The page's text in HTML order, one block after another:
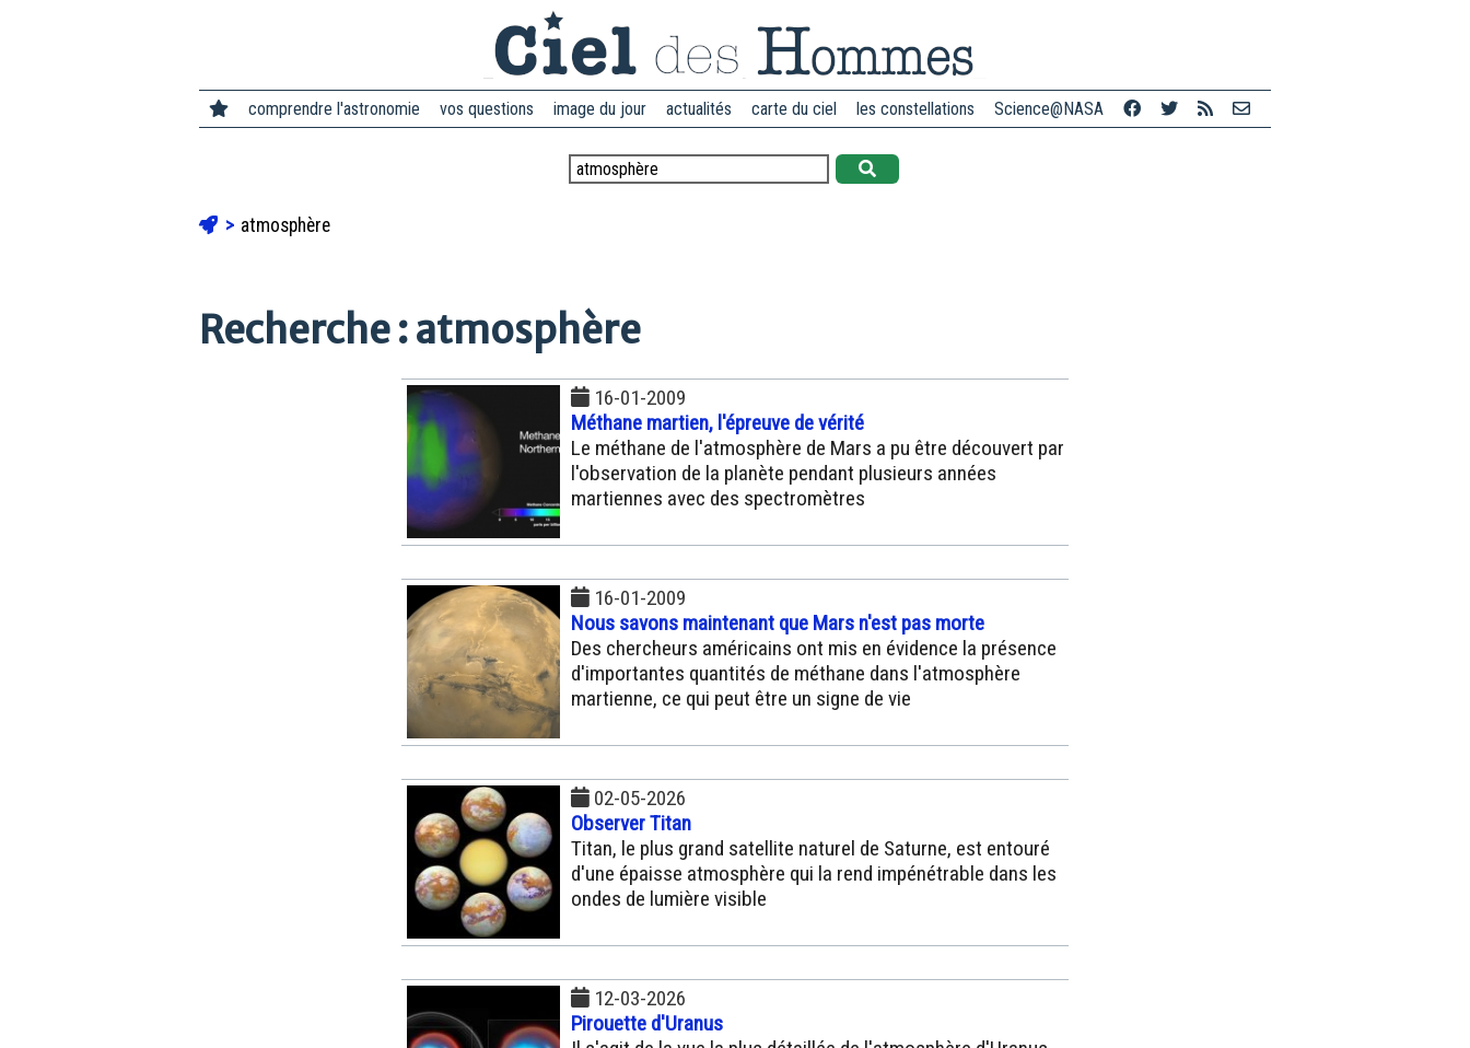
comprendre l'astronomie vos questions image du jour actualités carte du ciel les constellations Science@NASA
atmosphère
Recherche : atmosphère
16-01-2009
Méthane martien, l'épreuve de vérité
Le méthane de l'atmosphère de Mars a pu être découvert par
l'observation de la planète pendant plusieurs années
martiennes avec des spectromètres
16-01-2009
Nous savons maintenant que Mars n'est pas morte
Des chercheurs américains ont mis en évidence la présence
d'importantes quantités de méthane dans l'atmosphère
martienne, ce qui peut être un signe de vie
02-05-2026
Observer Titan
Titan, le plus grand satellite naturel de Saturne, est entouré
d'une épaisse atmosphère qui la rend impénétrable dans les
ondes de lumière visible
12-03-2026
Pirouette d'Uranus